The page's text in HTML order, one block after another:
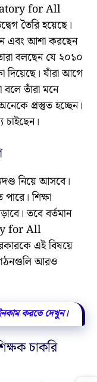
for All
তৈরি হয়েছে।
এবং আশা করছেন
বলছেন যে ২০১০
দিয়েছে। যাঁরা আগে
তাঁরা মনে
প্রস্তুত হচ্ছেন।
চাইছেন।
নিয়ে আসবে।
শিক্ষা
তবে বর্তমান
for All
এই বিষয়ে
আরও
করতে দেখুন।
চাকরি